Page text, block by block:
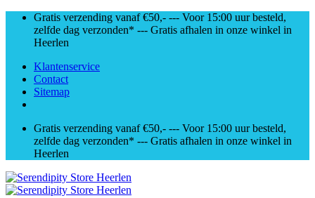
Skip
content
Gratis verzending vanaf €50,- --- Voor 15:00 uur besteld,
zelfde dag verzonden* --- Gratis afhalen in onze winkel in
Heerlen
Klantenservice
Contact
Sitemap
Gratis verzending vanaf €50,- --- Voor 15:00 uur besteld,
zelfde dag verzonden* --- Gratis afhalen in onze winkel in
Heerlen